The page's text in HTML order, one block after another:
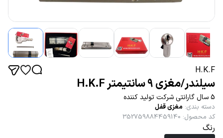
H.K.F
سیلندر/مغزی 9 سانتیمتر H.K.F
5 سال گارانتی شرکت تولید کننده
دسته بندی: مغزی قفل
کد محصول:
352759884459140
رنگ